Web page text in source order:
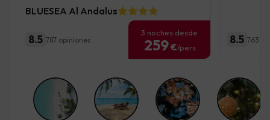
BLUESEA Al Andalus
8.5 787 opiniones
3 noches desde
259€/pers.
8.5 763